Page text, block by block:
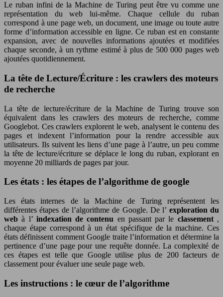
Le ruban infini de la Machine de Turing peut être vu comme une
représentation du web lui-même. Chaque cellule du ruban
correspond à une page web, un document, une image ou toute autre
forme d’information accessible en ligne. Ce ruban est en constante
expansion, avec de nouvelles informations ajoutées et modifiées
chaque seconde, à un rythme estimé à plus de 500 000 pages web
ajoutées quotidiennement.
La tête de Lecture/Écriture : les crawlers des moteurs
de recherche
La tête de lecture/écriture de la Machine de Turing trouve son
équivalent dans les crawlers des moteurs de recherche, comme
Googlebot. Ces crawlers explorent le web, analysent le contenu des
pages et indexent l’information pour la rendre accessible aux
utilisateurs. Ils suivent les liens d’une page à l’autre, un peu comme
la tête de lecture/écriture se déplace le long du ruban, explorant en
moyenne 20 milliards de pages par jour.
Les états : les étapes de l’algorithme de google
Les états internes de la Machine de Turing représentent les
différentes étapes de l’algorithme de Google. De l’ exploration du
webà l’ indexation de contenu en passant par le classement ,
chaque étape correspond à un état spécifique de la machine. Ces
états définissent comment Google traite l’information et détermine la
pertinence d’une page pour une requête donnée. La complexité de
ces étapes est telle que Google utilise plus de 200 facteurs de
classement pour évaluer une seule page web.
Les instructions : le cœur de l’algorithme